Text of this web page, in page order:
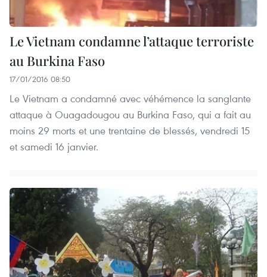
Le Vietnam condamne l’attaque terroriste
au Burkina Faso
17/01/2016 08:50
Le Vietnam a condamné avec véhémence la sanglante
attaque à Ouagadougou au Burkina Faso, qui a fait au
moins 29 morts et une trentaine de blessés, vendredi 15
et samedi 16 janvier.